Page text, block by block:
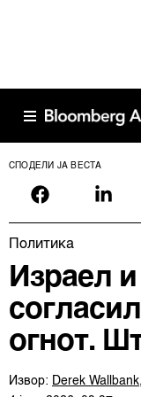
СПОДЕЛИ ЈА ВЕСТА
Политика
Израел
огнот.
Извор: Derek